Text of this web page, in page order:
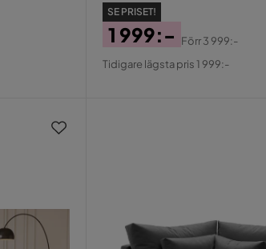
SE PRISET!
Pris
1 999:-
Original
Förr3 999:-
Tidigare lägsta pris 1 999:-